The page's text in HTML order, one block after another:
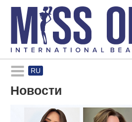
RU
Rules and regulations
About pageant
Новости